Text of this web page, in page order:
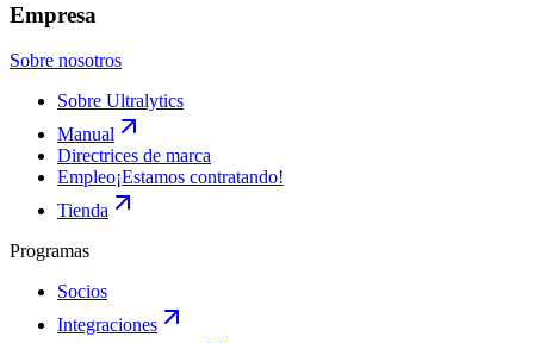
Empresa
Sobre nosotros
Sobre Ultralytics
Manual
Directrices de marca
Empleo¡Estamos contratando!
Tienda
Programas
Socios
Integraciones